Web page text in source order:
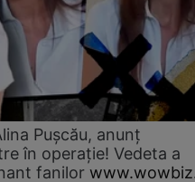
Pușcău, anunț
în operație! Vedeta a
fanilor